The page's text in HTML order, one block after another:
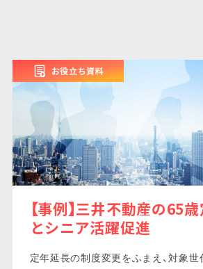
お役立ち資料
【事例】三井不動産の65
とシニア活躍促進
定年延長の制度変更をふまえ、対象